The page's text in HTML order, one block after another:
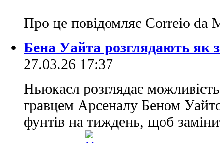
Про це повідомляє Correio da
Бена Уайта розглядають як
27.03.26 17:37
Ньюкасл розглядає
гравцем Арсеналу Беном
фунтів на тиждень, щоб